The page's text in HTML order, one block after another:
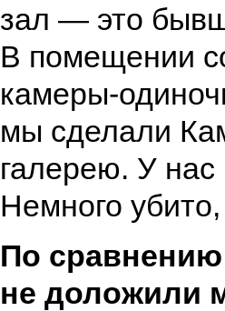
зал — это
В помещении
камеры-
мы сделали
галерею. У нас
Немного
По
не доложили